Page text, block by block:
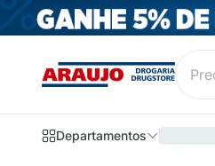
Departamentos